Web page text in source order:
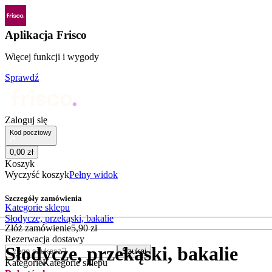
Aplikacja Frisco
Więcej funkcji i wygody
Sprawdź
Zaloguj się
Kod pocztowy
0,00 zł
Koszyk
Wyczyść koszykPełny widok
Szczegóły zamówienia
Złóż zamówienie5,90 zł
Rezerwacja dostawy
Czego szukasz?
Szukaj
KategorieKategorie sklepu
Kategorie sklepu
Słodycze, przekąski, bakalie
Słodycze, przekąski, bakalie